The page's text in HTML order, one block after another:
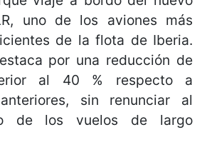
uno de los aviones más
de la flota de Iberia.
por una reducción de
al 40 % respecto a
sin renunciar al
de los vuelos de largo